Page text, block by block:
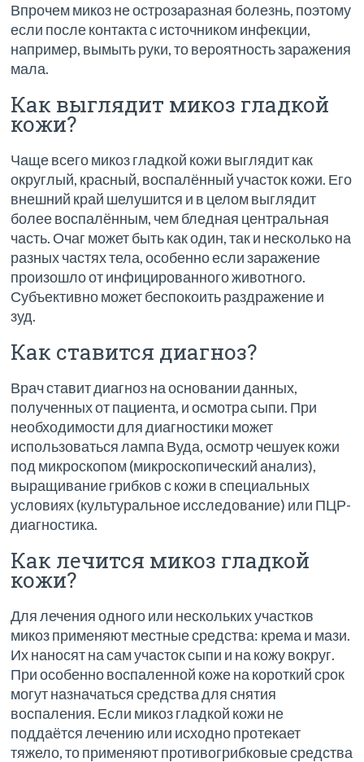
Впрочем микоз не острозаразная болезнь, поэтому
если после контакта с источником инфекции,
например, вымыть руки, то вероятность заражения
мала.
Как выглядит микоз гладкой
кожи?
Чаще всего микоз гладкой кожи выглядит как
округлый, красный, воспалённый участок кожи. Его
внешний край шелушится и в целом выглядит
более воспалённым, чем бледная центральная
часть. Очаг может быть как один, так и несколько на
разных частях тела, особенно если заражение
произошло от инфицированного животного.
Субъективно может беспокоить раздражение и
зуд.
Как ставится диагноз?
Врач ставит диагноз на основании данных,
полученных от пациента, и осмотра сыпи. При
необходимости для диагностики может
использоваться лампа Вуда, осмотр чешуек кожи
под микроскопом (микроскопический анализ),
выращивание грибков с кожи в специальных
условиях (культуральное исследование) или ПЦР-
диагностика.
Как лечится микоз гладкой
кожи?
Для лечения одного или нескольких участков
микоз применяют местные средства: крема и мази.
Их наносят на сам участок сыпи и на кожу вокруг.
При особенно воспаленной коже на короткий срок
могут назначаться средства для снятия
воспаления. Если микоз гладкой кожи не
поддаётся лечению или исходно протекает
тяжело, то применяют противогрибковые средства